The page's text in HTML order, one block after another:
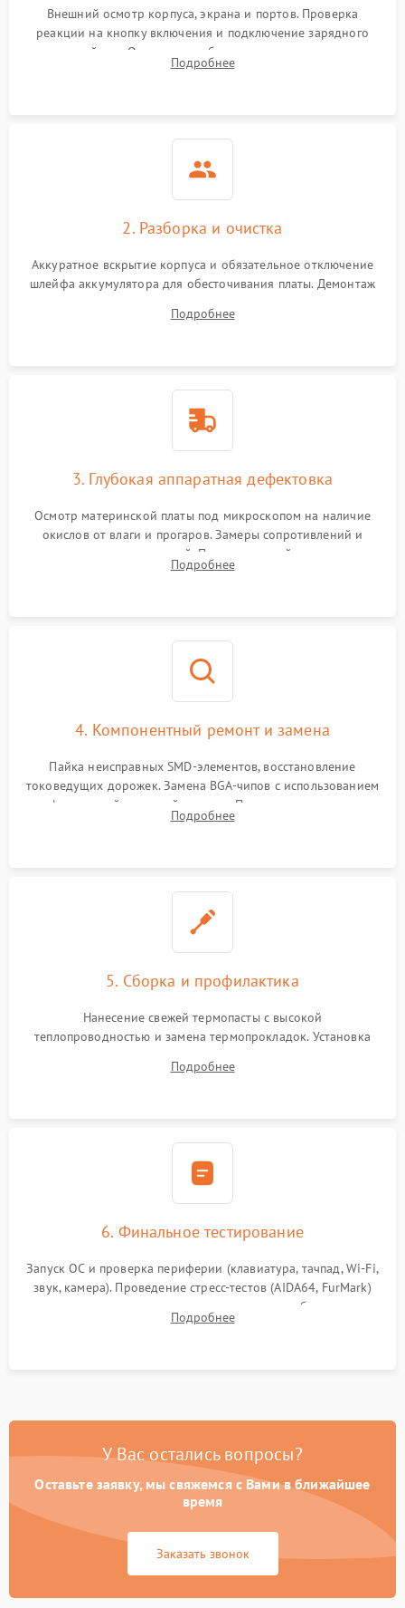
неисправности кулера
Выход из строя SSD или
HDD: медленная загрузка,
2000 ₽
Проблемы Wi‑Fi или
2500 ₽
Внешний осмотр корпуса, экрана и портов. Проверка
реакции на кнопку включения и подключение зарядного
устройства. Оценка потребления тока с помощью
лабораторного блока питания для локализации проблемы.
Подробнее
2. Разборка и очистка
Аккуратное вскрытие корпуса и обязательное отключение
шлейфа аккумулятора для обесточивания платы. Демонтаж
высохшей термопасты с кристаллов чипов.
Подробнее
3. Глубокая аппаратная дефектовка
Осмотр материнской платы под микроскопом на наличие
окислов от влаги и прогаров. Замеры сопротивлений и
дежурных напряжений. Проверка цепей питания,
мультиконтроллера, процессора и видеочипа.
Подробнее
4. Компонентный ремонт и замена
Пайка неисправных SMD-элементов, восстановление
токоведущих дорожек. Замена BGA-чипов с использованием
инфракрасной паяльной станции. Прошивка микросхемы
BIOS или замена поврежденных портов USB
Подробнее
5. Сборка и профилактика
Нанесение свежей термопасты с высокой
теплопроводностью и замена термопрокладок. Установка
шлейфов, модулей памяти и накопителей. Предварительная
Подробнее
6. Финальное тестирование
Запуск ОС и проверка периферии (клавиатура, тачпад, Wi-Fi,
звук, камера). Проведение стресс-тестов (AIDA64, FurMark)
для контроля температурного режима и стабильности
системы под пиковой нагрузкой.
Подробнее
У Вас остались вопросы?
Оставьте заявку, мы свяжемся с Вами в ближайшее
время
Заказать звонок